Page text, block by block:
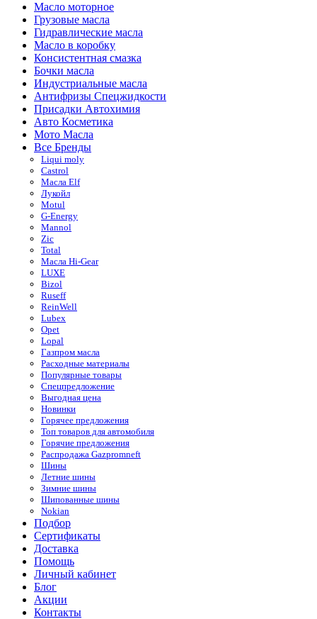
Масло моторное
Грузовые масла
Гидравлические масла
Масло в коробку
Консистентная смазка
Бочки масла
Индустриальные масла
Антифризы Спецжидкости
Присадки Автохимия
Авто Косметика
Мото Масла
Все Бренды
Liqui moly
Castrol
Масла Elf
Лукойл
Motul
G-Energy
Mannol
Zic
Total
Масла Hi-Gear
LUXE
Bizol
Ruseff
ReinWell
Lubex
Opet
Lopal
Газпром масла
Расходные материалы
Популярные товары
Спецпредложение
Выгодная цена
Новинки
Горячее предложения
Топ товаров для автомобиля
Горячие предложения
Распродажа Gazpromneft
Шины
Летние шины
Зимние шины
Шипованные шины
Nokian
Подбор
Сертификаты
Доставка
Помощь
Личный кабинет
Блог
Акции
Контакты